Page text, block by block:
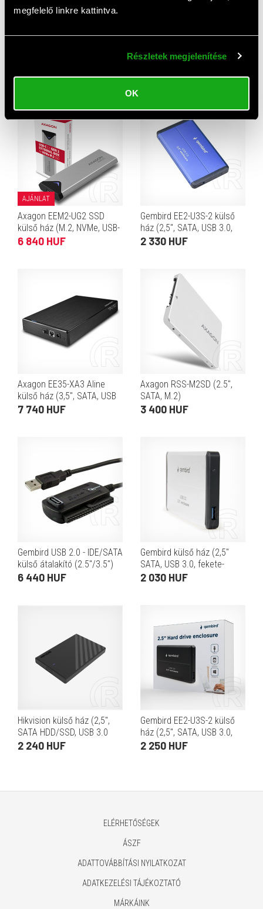
megfelelő linkre kattintva.
Részletek megjelenítése
OK
Hátrányok:
Top termékek
AJÁNLAT
Axagon EEM2-UG2 SSD
külső ház (M.2, NVMe, USB-
C, fekete)
6 840 HUF
Gembird EE2-U3S-2 külső
ház (2,5", SATA, USB 3.0,
kék)
2 330 HUF
Axagon EE35-XA3 Aline
külső ház (3,5", SATA, USB
3.0, fekete)
7 740 HUF
Axagon RSS-M2SD (2.5",
SATA, M.2)
3 400 HUF
Gembird USB 2.0 - IDE/SATA
külső átalakító (2.5"/3.5")
6 440 HUF
Gembird külső ház (2,5"
SATA, USB 3.0, fekete-
fehér)
2 030 HUF
Hikvision külső ház (2,5",
SATA HDD/SSD, USB 3.0
Micro-B, 5 Gbps, alumínium,
2 240 HUF
Gembird EE2-U3S-2 külső
ház (2,5", SATA, USB 3.0,
fekete)
2 250 HUF
ELÉRHETŐSÉGEK
ÁSZF
ADATTOVÁBBÍTÁSI NYILATKOZAT
ADATKEZELÉSI TÁJÉKOZTATÓ
MÁRKÁINK